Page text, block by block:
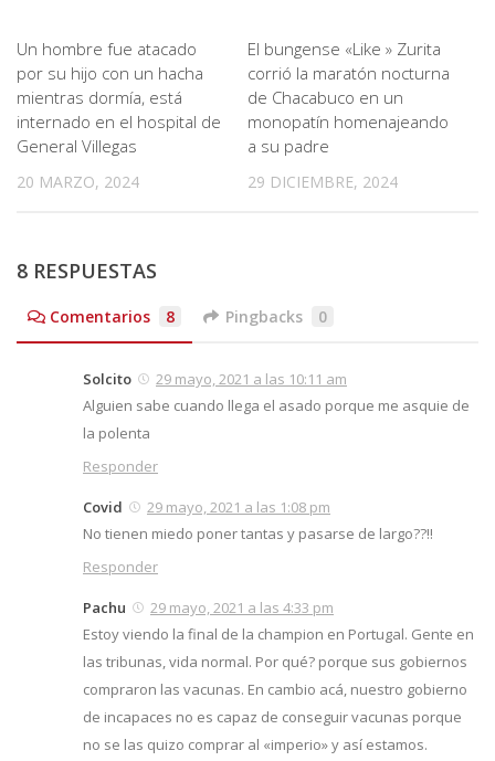
Un hombre fue atacado
por su hijo con un hacha
mientras dormía, está
internado en el hospital de
General Villegas
20 MARZO, 2024
El bungense «Like » Zurita
corrió la maratón nocturna
de Chacabuco en un
monopatín homenajeando
a su padre
29 DICIEMBRE, 2024
8 RESPUESTAS
Comentarios 8 Pingbacks 0
Solcito
29 mayo, 2021 a las 10:11 am
Alguien sabe cuando llega el asado porque me asquie de
la polenta
Responder
Covid
29 mayo, 2021 a las 1:08 pm
No tienen miedo poner tantas y pasarse de largo??!!
Responder
Pachu
29 mayo, 2021 a las 4:33 pm
Estoy viendo la final de la champion en Portugal. Gente en
las tribunas, vida normal. Por qué? porque sus gobiernos
compraron las vacunas. En cambio acá, nuestro gobierno
de incapaces no es capaz de conseguir vacunas porque
no se las quizo comprar al «imperio» y así estamos.